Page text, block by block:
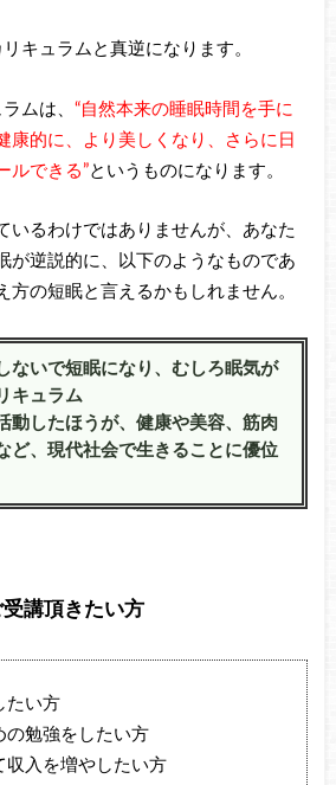
キュラムと真逆になります。
ムは、 “自然本来の睡眠時間を手に
康的に、より美しくなり、さらに日
ルできる”というものになります。
いるわけではありませんが、あなた
が逆説的に、以下のようなものであ
方の短眠と言えるかもしれません。
ないで短眠になり、むしろ眠気が
キュラム
動したほうが、健康や美容、筋肉
ど、現代社会で生きることに優位
講頂きたい方
たい方
の勉強をしたい方
収入を増やしたい方